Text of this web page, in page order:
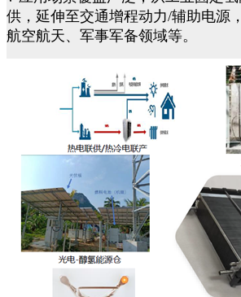
供，延伸至交通增程动力/辅助电源
航空航天、军事军备领域等。